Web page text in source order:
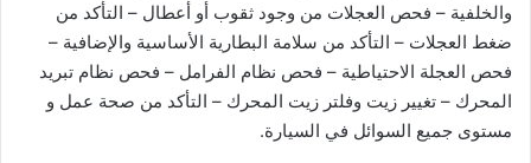
والخلفية – فحص العجلات من وجود ثقوب أو أعطال – التأكد من
ضغط العجلات – التأكد من سلامة البطارية الأساسية والإضافية –
فحص العجلة الاحتياطية – فحص نظام الفرامل – فحص نظام تبريد
المحرك – تغيير زيت وفلتر زيت المحرك – التأكد من صحة عمل و
مستوى جميع السوائل في السيارة.